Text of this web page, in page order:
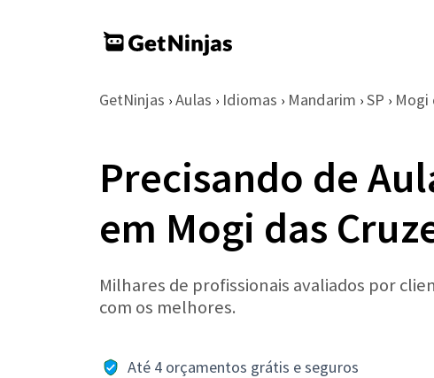
GetNinjas › Aulas › Idiomas › Mandarim › SP › Mogi
Precisando de
em Mogi das
Milhares de profissionais avaliados por
com os melhores.
Até 4 orçamentos grátis e seguros